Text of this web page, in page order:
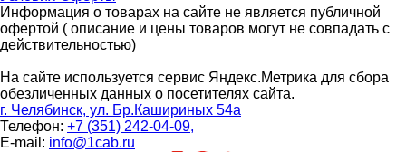
Информация о товарах на сайте не является публичной
офертой ( описание и цены товаров могут не совпадать с
действительностью)
На сайте используется сервис Яндекс.Метрика для сбора
обезличенных данных о посетителях сайта.
г. Челябинск, ул. Бр.Кашириных 54а
Телефон: +7 (351) 242-04-09,
E-mail: info@1cab.ru